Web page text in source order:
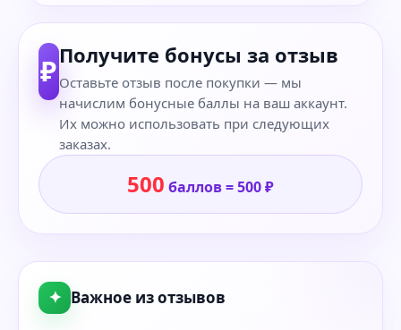
₽Получите бонусы за отзыв
Оставьте отзыв после покупки — мы
начислим бонусные баллы на ваш аккаунт.
Их можно использовать при следующих
заказах.
500 баллов = 500 ₽
✦ Важное из отзывов